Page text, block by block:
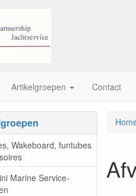
Artikelgroepen Contact
Wakeboard, funtubes
Marine Service-